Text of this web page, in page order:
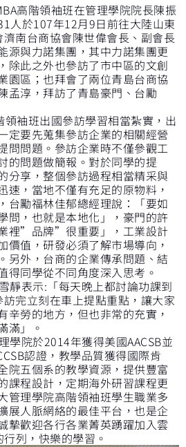
高階領袖班在管理學院院長陳振
人於107年12月9日前往大陸山東
南台商協會陳世偉會長、副會長
源與力諾集團，其中力諾集團更
除此之外也參訪了市中區的文創
園區；也拜會了兩位青島台商協
孟淳，拜訪了青島豪門、台勵
袖班出國參訪學習相當紮實，出
定要先蒐集參訪企業的相關經營
問問題。參訪企業時不僅參觀工
的問題做簡報。對於同學的提
分享，整個參訪過程相當精采與
速，當地不僅有充足的原物料，
台勵福林佳郁總經理說：「要如
問，也就是本地化」，豪門的許
裡”品牌”很重要」，工業設計
價值，研發必須了解市場導向，
另外，台商的企業傳承問題、結
得同學從不同角度深入思考。
靜表示:「每天晚上都討論功課到
完立刻在車上提點重點，讓大家
辛勞的地方，但也非常的充實，
滿」。
學院於2014年獲得美國AACSB並
認證，教學品質獲得國際肯
院五個系的教學資源，提供豐富
課程設計，定期海外研習課程更
管理學院高階領袖班學生職業多
展人脈網絡的最佳平台，也是企
摯歡迎各行各業菁英踴躍加入雲
列，快樂的學習。